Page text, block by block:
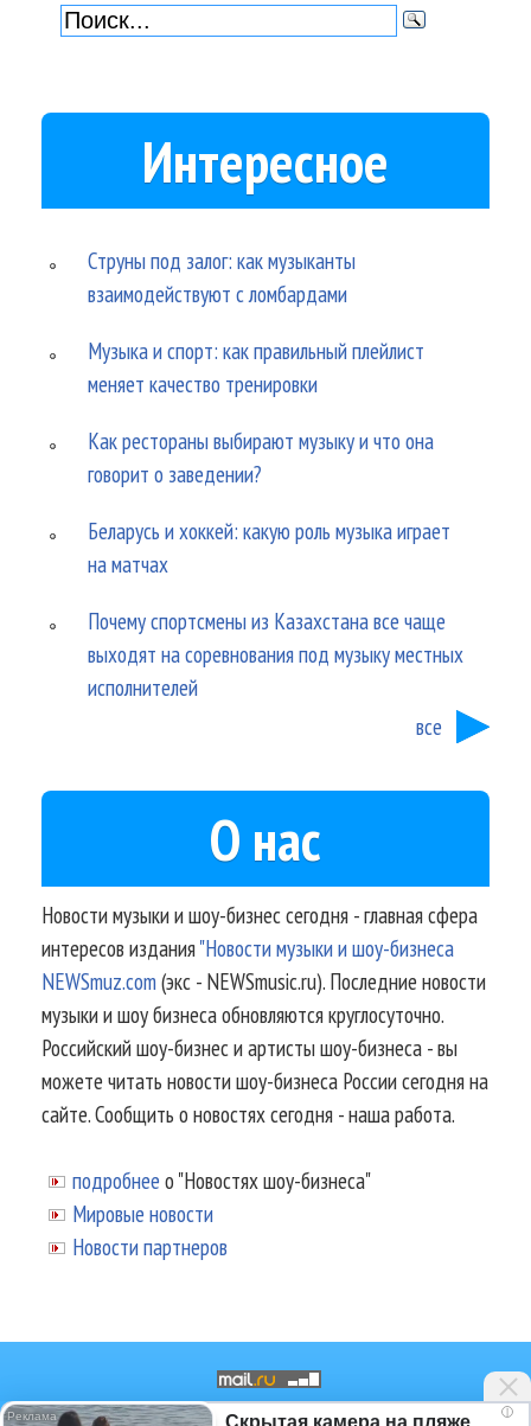
Интересное
Струны под залог: как музыканты
взаимодействуют с ломбардами
Музыка и спорт: как правильный плейлист
меняет качество тренировки
Как рестораны выбирают музыку и что она
говорит о заведении?
Беларусь и хоккей: какую роль музыка играет
на матчах
Почему спортсмены из Казахстана все чаще
выходят на соревнования под музыку местных
исполнителей
все
О нас
Новости музыки и шоу-бизнес сегодня - главная сфера
интересов издания"Новости музыки и шоу-бизнеса
NEWSmuz.com(экс - NEWSmusic.ru). Последние новости
музыки и шоу бизнеса обновляются круглосуточно.
Российский шоу-бизнес и артисты шоу-бизнеса - вы
можете читать новости шоу-бизнеса России сегодня на
сайте. Сообщить о новостях сегодня - наша работа.
подробнее о "Новостях шоу-бизнеса"
Мировые новости
Новости партнеров
© 2002-2026.Информационное i